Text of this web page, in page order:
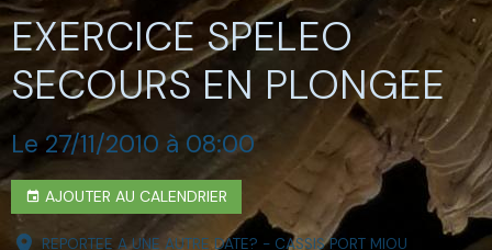
EXERCICE SPELEO
SECOURS EN PLONGEE
Le 27/11/2010 à 08:00
AJOUTER AU CALENDRIER
REPORTEE A UNE AUTRE DATE? - CASSIS PORT MIOU